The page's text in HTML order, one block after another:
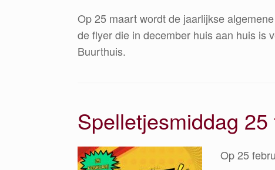
Op 25 maart wordt de jaarlijkse
de flyer die in december huis aan huis is
Buurthuis.
Spelletjesmiddag
Op 25